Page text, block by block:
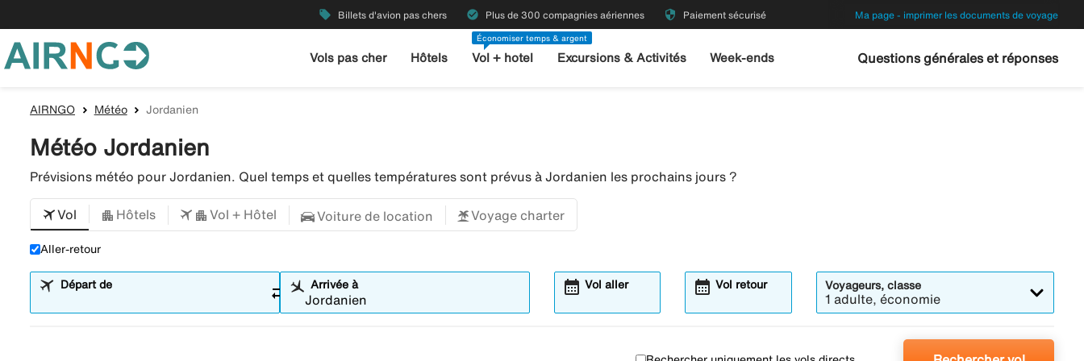
local_offer Billets d'avion pas chers check_circle Plus de 300 compagnies aériennes security Paiement sécurisé Ma page - imprimer les documents de voyage
Vols pas cher Hôtels
Économiser temps & argent
Vol + hotel Excursions & Activités Week-ends Questions générales et réponses
AIRNGO Météo Jordanien
Météo Jordanien
Prévisions météo pour Jordanien. Quel temps et quelles températures sont prévus à Jordanien les prochains jours ?
Vol Hôtels Vol + Hôtel Voiture de location Voyage charter
Aller-retour
Départ de sync_alt Arrivée à Vol aller
calendar_month Vol retour
calendar_month Voyageurs, classe
1 adulte, économie